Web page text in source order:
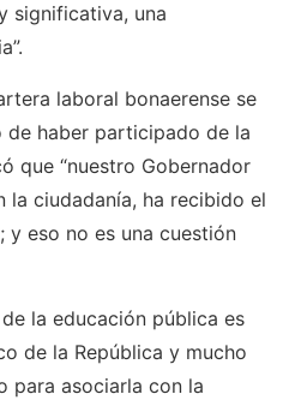
significativa, una
laboral bonaerense se
de haber participado de la
que “nuestro Gobernador
ciudadanía, ha recibido el
eso no es una cuestión
la educación pública es
de la República y mucho
para asociarla con la